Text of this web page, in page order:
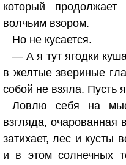
который
волчьим взором.
Но не кусается.
— А я тут ягодки
в желтые звериные
собой не взяла. Пусть
Ловлю себя на
взгляда, очарованная
затихает, лес и кусты
и в этом солнечных